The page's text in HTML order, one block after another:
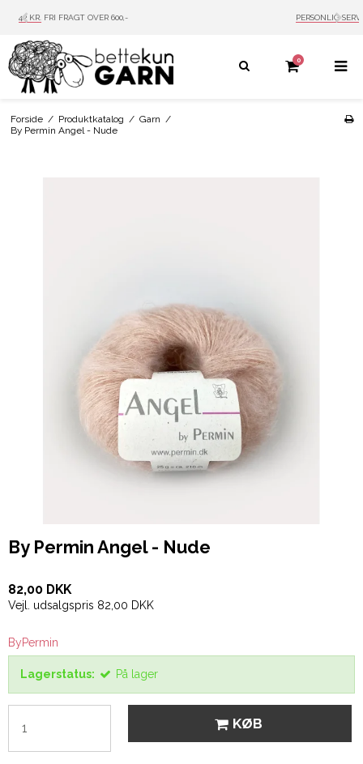
PERSONLIG SERVICE MAIL: INFO@BETTEKUN.DK
0
Forside / Produktkatalog / Garn /
By Permin Angel - Nude
By Permin Angel - Nude
82,00 DKK
Vejl. udsalgspris 82,00 DKK
ByPermin
Lagerstatus: På lager
KØB